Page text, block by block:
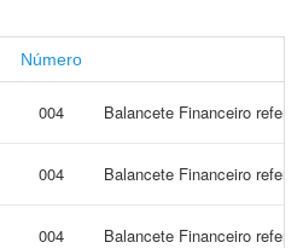
Número
004 Balancete Financeiro
004 Balancete Financeiro
004 Balancete Financeiro